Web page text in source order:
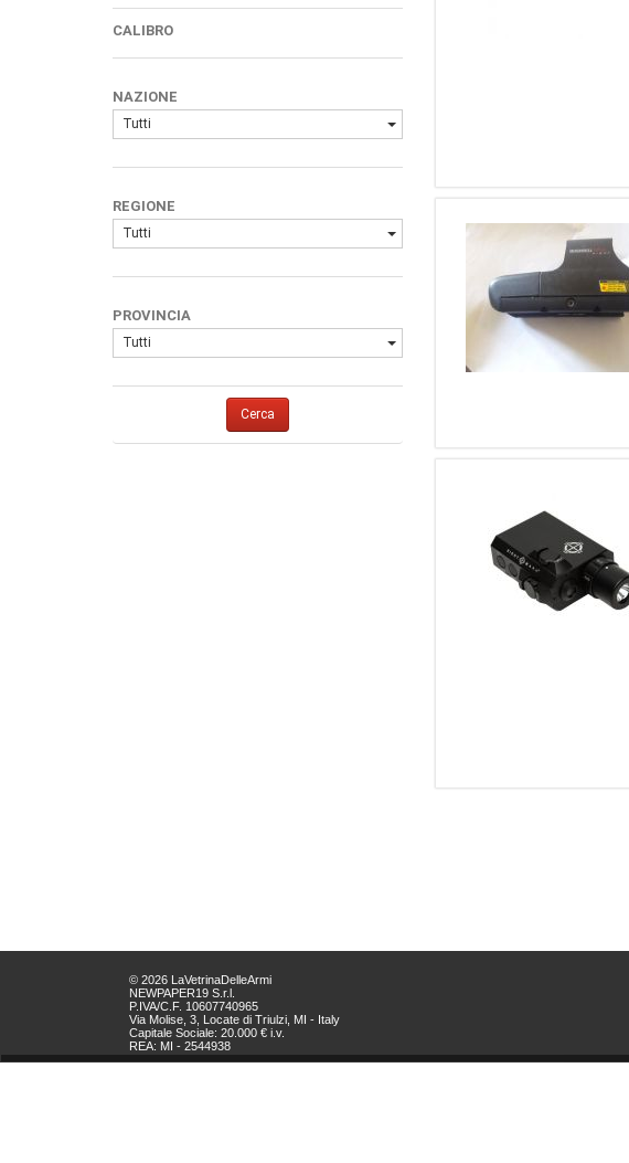
CALIBRO
NAZIONE
Tutti
REGIONE
Tutti
PROVINCIA
Tutti
Cerca
© 2026 LaVetrinaDelleArmi
NEWPAPER19 S.r.l.
P.IVA/C.F. 10607740965
Via Molise, 3, Locate di Triulzi, MI - Italy
Capitale Sociale: 20.000 € i.v.
REA: MI - 2544938